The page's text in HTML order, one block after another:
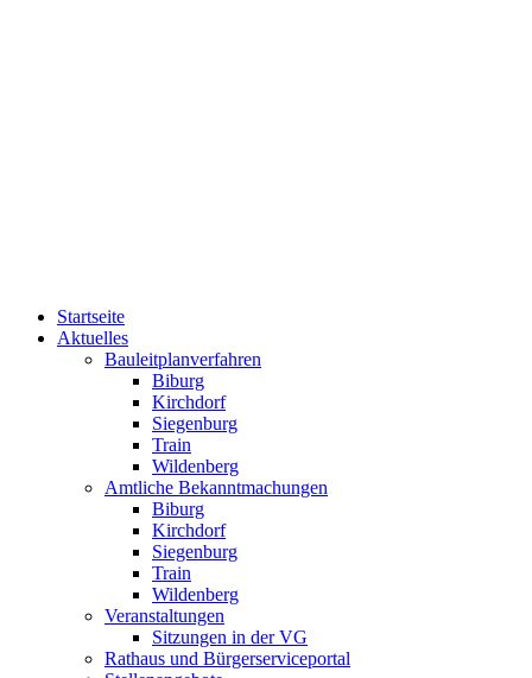
Startseite
Aktuelles
Bauleitplanverfahren
Biburg
Kirchdorf
Siegenburg
Train
Wildenberg
Amtliche Bekanntmachungen
Biburg
Kirchdorf
Siegenburg
Train
Wildenberg
Veranstaltungen
Sitzungen in der VG
Rathaus und Bürgerserviceportal